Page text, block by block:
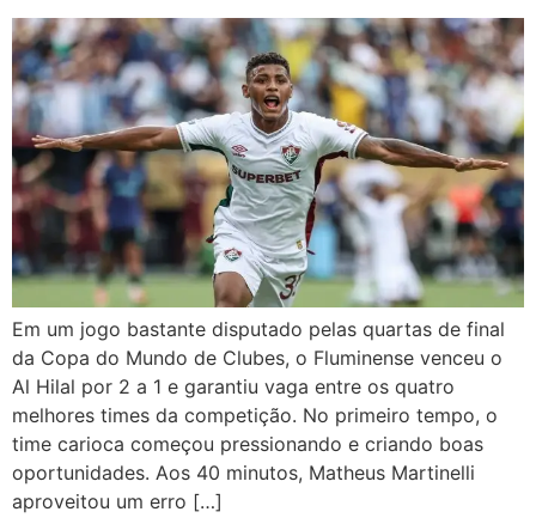
Em um jogo bastante disputado pelas quartas de final
da Copa do Mundo de Clubes, o Fluminense venceu o
Al Hilal por 2 a 1 e garantiu vaga entre os quatro
melhores times da competição. No primeiro tempo, o
time carioca começou pressionando e criando boas
oportunidades. Aos 40 minutos, Matheus Martinelli
aproveitou um erro […]